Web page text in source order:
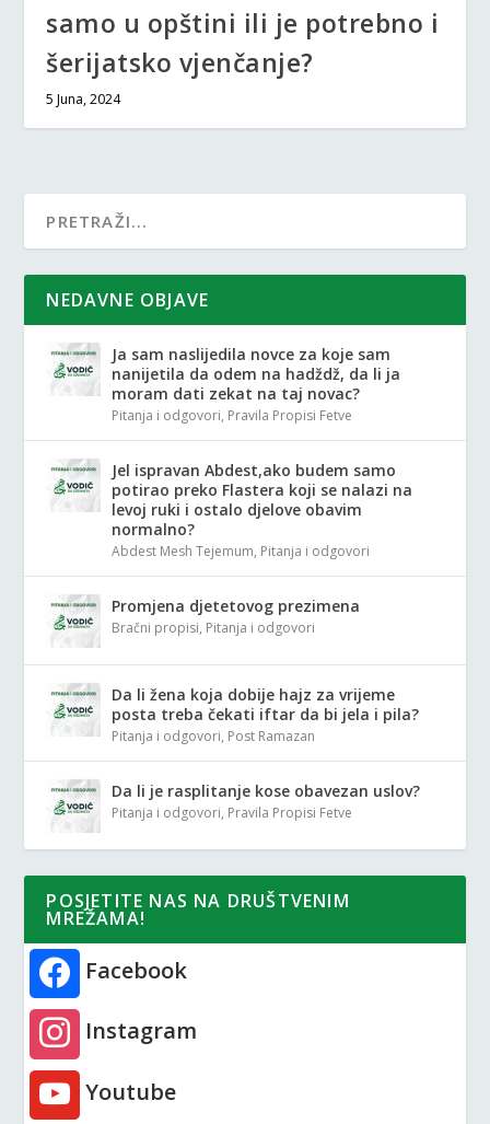
samo u opštini ili je potrebno i
šerijatsko vjenčanje?
5 Juna, 2024
NEDAVNE OBJAVE
Ja sam naslijedila novce za koje sam
nanijetila da odem na hadždž, da li ja
moram dati zekat na taj novac?
Pitanja i odgovori, Pravila Propisi Fetve
Jel ispravan Abdest,ako budem samo
potirao preko Flastera koji se nalazi na
levoj ruki i ostalo djelove obavim
normalno?
Abdest Mesh Tejemum, Pitanja i odgovori
Promjena djetetovog prezimena
Bračni propisi, Pitanja i odgovori
Da li žena koja dobije hajz za vrijeme
posta treba čekati iftar da bi jela i pila?
Pitanja i odgovori, Post Ramazan
Da li je rasplitanje kose obavezan uslov?
Pitanja i odgovori, Pravila Propisi Fetve
POSJETITE NAS NA DRUŠTVENIM
MREŽAMA!
Facebook
Instagram
Youtube